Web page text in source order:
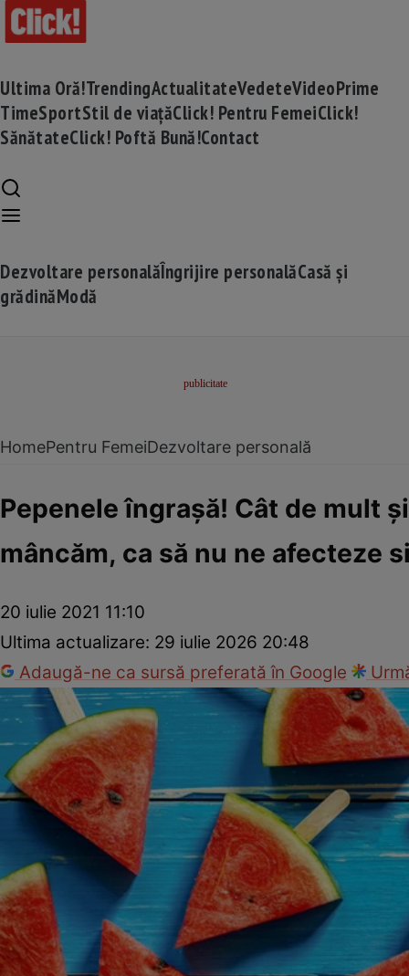
Ultima Oră!TrendingActualitateVedeteVideoPrime
TimeSportStil de viațăClick! Pentru FemeiClick!
SănătateClick! Poftă Bună!Contact
Dezvoltare personalăÎngrijire personalăCasă și
grădinăModă
HomePentru FemeiDezvoltare personală
Pepenele îngraşă! Cât de mult
mâncăm, ca să nu ne afecteze
20 iulie 2021 11:10
Ultima actualizare: 29 iulie 2026 20:48
Adaugă-ne ca sursă preferată în Google